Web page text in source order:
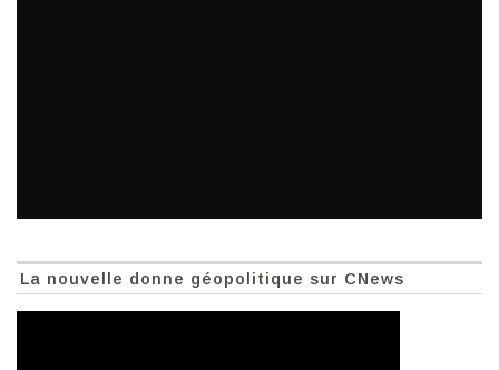
La nouvelle donne géopolitique sur CNews